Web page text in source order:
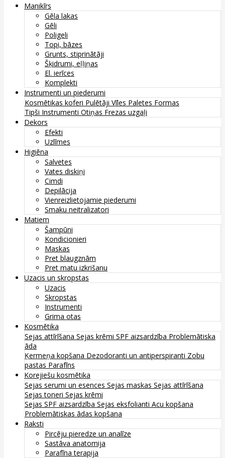
Manikīrs
Gēla lakas
Gēli
Poligeli
Topi, bāzes
Grunts, stiprinātāji
Šķidrumi, eļļiņas
El. ierīces
Komplekti
Instrumenti un piederumi
Kosmētikas koferi Pulētāji Vīles Paletes Formas
Tipši Instrumenti Otiņas Frezas uzgaļi
Dekors
Efekti
Uzlīmes
Higiēna
Salvetes
Vates diskiņi
Cimdi
Depilācija
Vienreizlietojamie piederumi
Smaku neitralizatori
Matiem
Šampūni
Kondicionieri
Maskas
Pret blaugznām
Pret matu izkrišanu
Uzacis un skropstas
Uzacis
Skropstas
Instrumenti
Grima otas
Kosmētika
Sejas attīrīšana Sejas krēmi SPF aizsardzība Problemātiska
āda
Ķermeņa kopšana Dezodoranti un antiperspiranti Zobu
pastas Parafīns
Korejiešu kosmētika
Sejas serumi un esences Sejas maskas Sejas attīrīšana
Sejas toneri Sejas krēmi
Sejas SPF aizsardzība Sejas eksfolianti Acu kopšana
Problemātiskas ādas kopšana
Raksti
Pircēju pieredze un analīze
Sastāva anatomija
Parafīna terapija